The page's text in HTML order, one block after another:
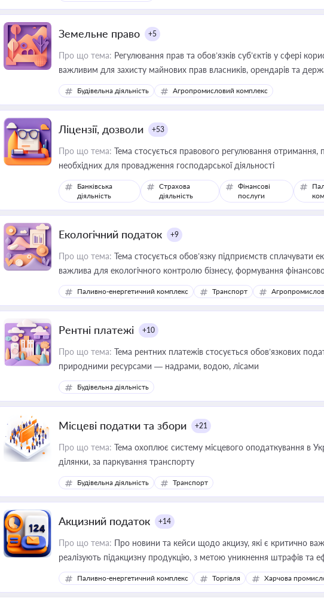
Земельне право +5
Про що тема: Регулювання прав та обов’язків суб’єктів у сфері
важливим для захисту майнових прав власників, орендарів та
ресурсами
Будівельна діяльність Агропромисловий комплекс
Ліцензії, дозволи +53
Про що тема: Тема стосується правового регулювання отримання,
необхідних для провадження господарської діяльності
Банківська
діяльність
Страхова
діяльність
Фінансові
послуги
Екологічний податок +9
Про що тема: Тема стосується обов’язку підприємств сплачувати
важлива для екологічного контролю бізнесу, формування
законодавства
Паливно-енергетичний комплекс Транспорт
Рентні платежі +10
Про що тема: Тема рентних платежів стосується обов’язкових
природними ресурсами — надрами, водою, лісами
Будівельна діяльність
Місцеві податки та збори +21
Про що тема: Тема охоплює систему місцевого оподаткування в
ділянки, за паркування транспорту
Будівельна діяльність Транспорт
Акцизний податок +14
Про що тема: Про новини та кейси щодо акцизу, які є критично
реалізують підакцизну продукцію, з метою уникнення штрафів та
Паливно-енергетичний комплекс Торгівля Харчова